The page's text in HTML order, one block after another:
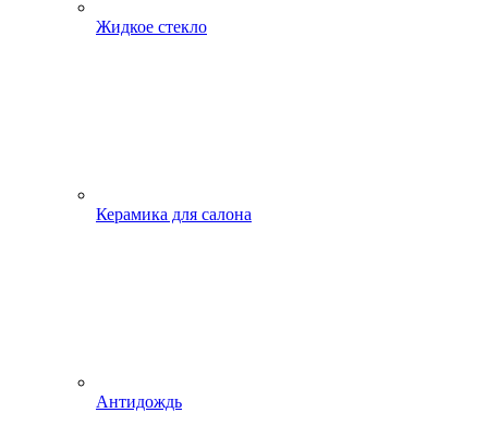
Жидкое стекло
Керамика для салона
Антидождь